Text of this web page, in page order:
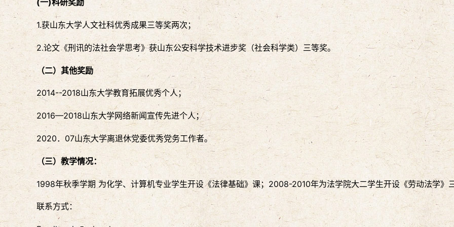
(一)科研奖励
1.获山东大学人文社科优秀成果三等奖两次；
2.论文《刑讯的法社会学思考》获山东公安科学技术进步奖（社会科学类）三等奖。
（二）其他奖励
2014--2018山东大学教育拓展优秀个人；
2016—2018山东大学网络新闻宣传先进个人；
2020．07山东大学离退休党委优秀党务工作者。
（三）教学情况：
1998年秋季学期 为化学、计算机专业学生开设《法律基础》课；2008-2010年为法学院大二学生开设《劳动法学》
联系方式：